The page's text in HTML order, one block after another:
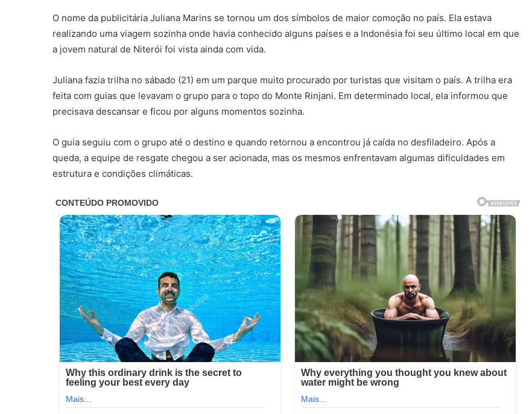
O nome da publicitária Juliana Marins se tornou um dos símbolos de maior comoção no país. Ela estava
realizando uma viagem sozinha onde havia conhecido alguns países e a Indonésia foi seu último local em que
a jovem natural de Niterói foi vista ainda com vida.
Juliana fazia trilha no sábado (21) em um parque muito procurado por turistas que visitam o país. A trilha era
feita com guias que levavam o grupo para o topo do Monte Rinjani. Em determinado local, ela informou que
precisava descansar e ficou por alguns momentos sozinha.
O guia seguiu com o grupo até o destino e quando retornou a encontrou já caída no desfiladeiro. Após a
queda, a equipe de resgate chegou a ser acionada, mas os mesmos enfrentavam algumas dificuldades em
estrutura e condições climáticas.